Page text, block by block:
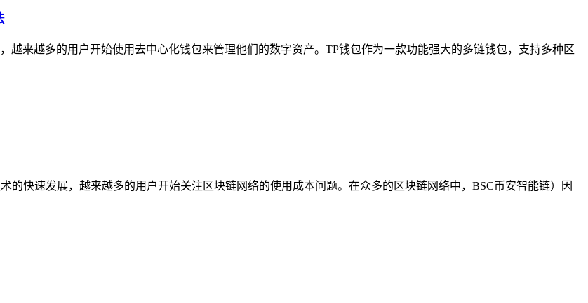
越来越多的用户开始使用去中心化钱包来管理他们的数字资产。TP钱包作为一款功能强大的多链钱包，支持多种区
的快速发展，越来越多的用户开始关注区块链网络的使用成本问题。在众多的区块链网络中，BSC币安智能链）因